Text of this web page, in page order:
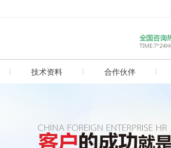
技术资料 合作伙伴